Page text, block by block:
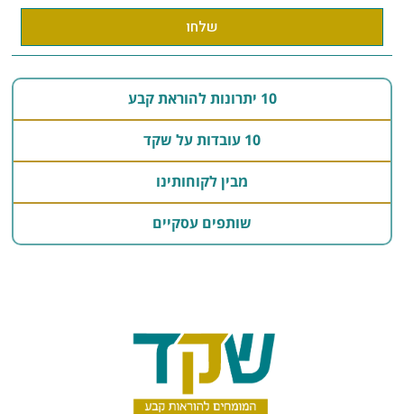
שלחו
10 יתרונות להוראת קבע
10 עובדות על שקד
מבין לקוחותינו
שותפים עסקיים